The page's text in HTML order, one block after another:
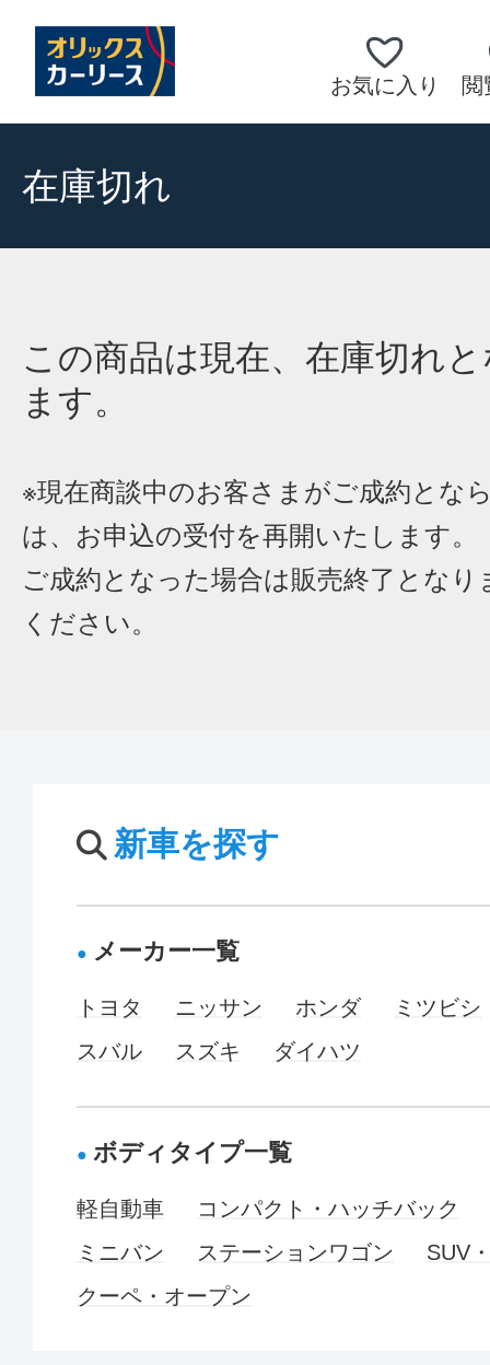
お気に入り 閲
在庫切れ
この商品は現在、在庫切れ
ます。
※現在商談中のお客さまがご成約とな
は、お申込の受付を再開いたします。
ご成約となった場合は販売終了となり
ください。
新車を探す
メーカー一覧
トヨタ ニッサン ホンダ
ミツビシ
スバル
スズキ ダイハツ
ボディタイプ一覧
軽自動車
コンパクト・ハッチバック
ミニバン
ステーションワゴン
SUV
クーペ・オープン